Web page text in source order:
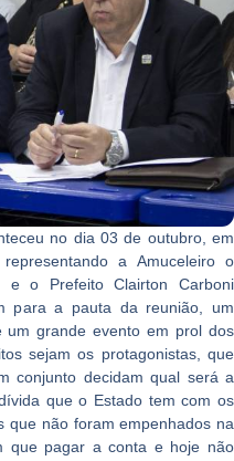
no dia 03 de outubro, em
a Amuceleiro o
e o Prefeito Clairton Carboni
para a pauta da reunião, um
um grande evento em prol dos
sejam os protagonistas, que
conjunto decidam qual será a
que o Estado tem com os
que não foram empenhados na
que pagar a conta e hoje não